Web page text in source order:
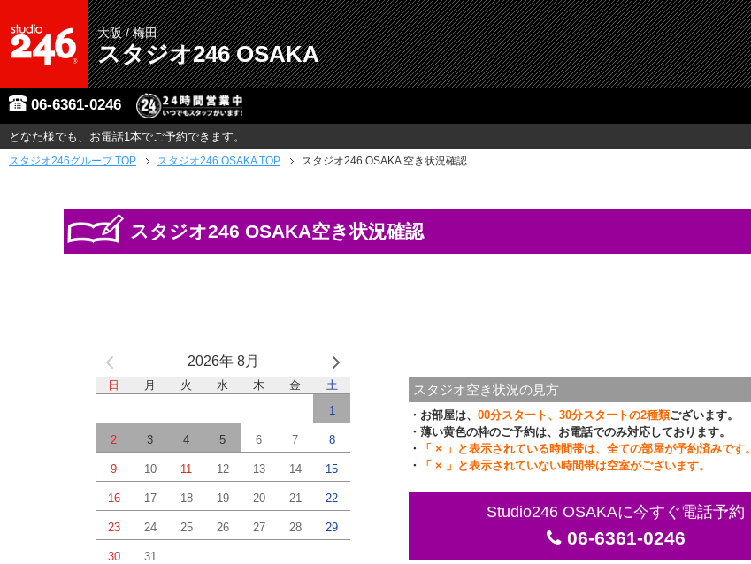
大阪 / 梅田
スタジオ246 OSAKA
06-6361-0246
どなた様でも、お電話1本でご予約できます。
スタジオ246グループTOP スタジオ246 OSAKA TOP スタジオ246 OSAKA 空き状況確認
スタジオ246 OSAKA空き状況確認
2026年 8月
日 月 火 水 木 金
土
1
2 3 4 5 6 7 8
9 10 11 12 13 14 15
16 17 18 19 20 21 22
23 24 25 26 27 28 29
30 31
スタジオ空き状況の見方
・お部屋は、 00分スタート、30分スタートの2種類ございます。
・薄い黄色の枠のご予約は、お電話でのみ対応しております。
・
「 × 」と表示されている時間帯は、全ての部屋が予約済みです。
・
「 × 」と表示されていない時間帯は空室がございます。
Studio246 OSAKAに今すぐ電話予約
06-6361-0246